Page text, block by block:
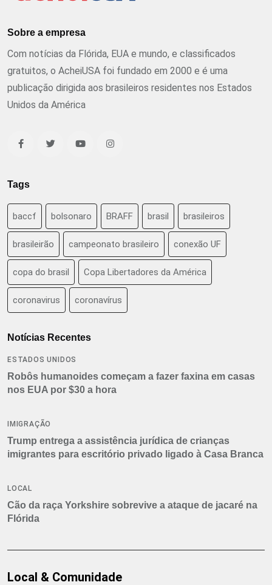
Sobre a empresa
Com notícias da Flórida, EUA e mundo, e classificados
gratuitos, o AcheiUSA foi fundado em 2000 e é uma
publicação dirigida aos brasileiros residentes nos Estados
Unidos da América
Tags
baccf bolsonaro BRAFF brasil brasileiros
brasileirão campeonato brasileiro conexão UF
copa do brasil Copa Libertadores da América
coronavirus coronavírus
Notícias Recentes
ESTADOS UNIDOS
Robôs humanoides começam a fazer faxina em casas
nos EUA por $30 a hora
IMIGRAÇÃO
Trump entrega a assistência jurídica de crianças
imigrantes para escritório privado ligado à Casa Branca
LOCAL
Cão da raça Yorkshire sobrevive a ataque de jacaré na
Flórida
Local & Comunidade